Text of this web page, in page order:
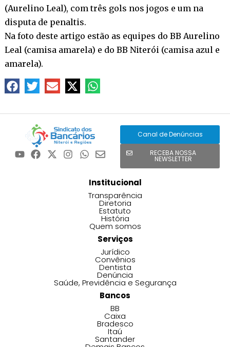
(Aurelino Leal), com três gols nos jogos e um na
disputa de penaltis.
Na foto deste artigo estão as equipes do BB Aurelino
Leal (camisa amarela) e do BB Niterói (camisa azul e
amarela).
Canal de Denúncias
RECEBA NOSSA
NEWSLETTER
Institucional
Transparência
Diretoria
Estatuto
História
Quem somos
Serviços
Jurídico
Convênios
Dentista
Denúncia
Saúde, Previdência e Segurança
Bancos
BB
Caixa
Bradesco
Itaú
Santander